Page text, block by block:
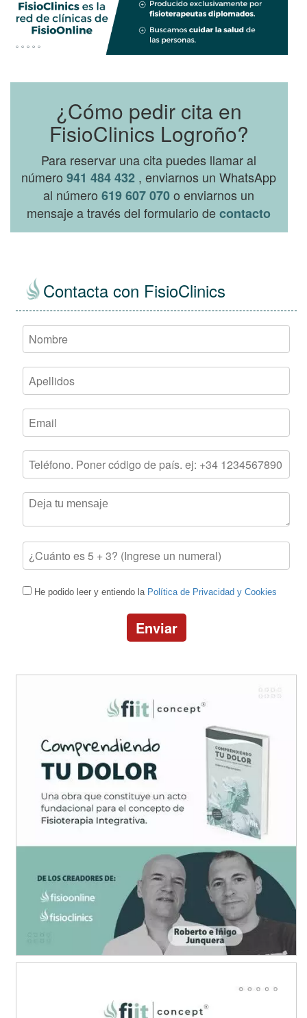
¿Cómo pedir cita en
FisioClinics Logroño?
Para reservar una cita puedes llamar al
número941 484 432 , enviarnos un WhatsApp
al número619 607 070o enviarnos un
mensaje a través del formulario decontacto
Contacta con FisioClinics
He podido leer y entiendo la Política de Privacidad y Cookies
Enviar